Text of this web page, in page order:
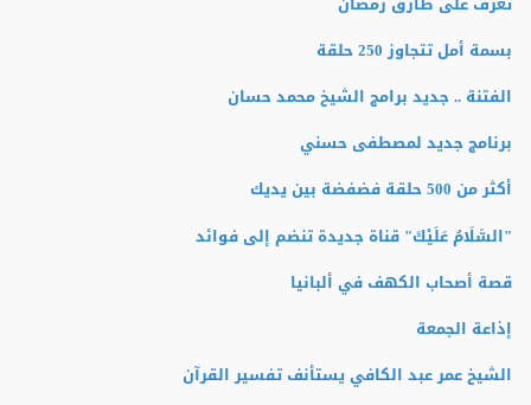
بسمة أمل تتجاوز 250 حلقة
الفتنة .. جديد برامج الشيخ محمد حسان
برنامج جديد لمصطفى حسني
أكثر من 500 حلقة فضفضة بين يديك
"السَّلَامُ عَلَيْكَ" قناة جديدة تنضم إلى فوائد
قصة أصحاب الكهف في ألبانيا
إذاعة الجمعة
الشيخ عمر عبد الكافي يستأنف تفسير القرآن